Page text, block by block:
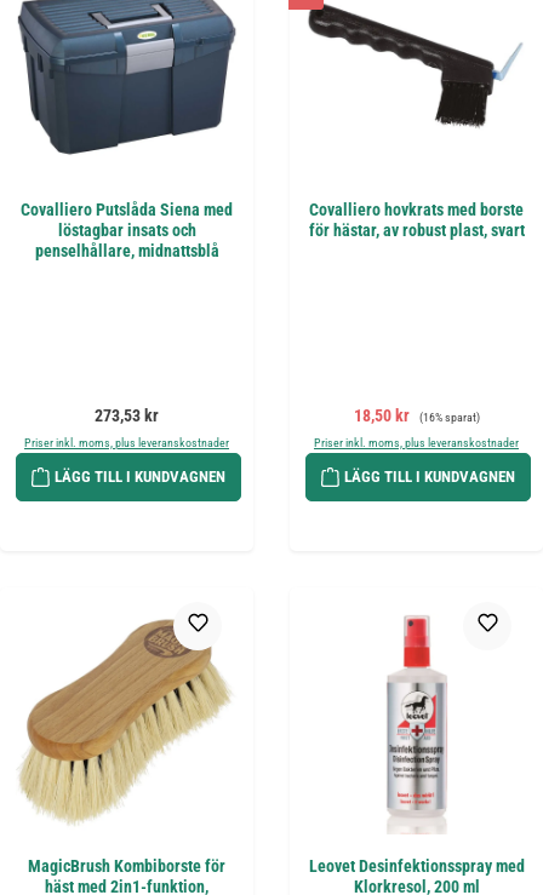
Covalliero Putslåda Siena med
löstagbar insats och
penselhållare, midnattsblå
Ordinarie pris:
273,53 kr
Priser inkl. moms, plus leveranskostnader
LÄGG TILL I KUNDVAGNEN
Covalliero hovkrats med borste
för hästar, av robust plast, svart
Försäljningspris:
18,50 kr Ordinarie pris:
(16% sparat)
Priser inkl. moms, plus leveranskostnader
LÄGG TILL I KUNDVAGNEN
MagicBrush Kombiborste för
häst med 2in1-funktion,
Leovet Desinfektionsspray med
Klorkresol, 200 ml